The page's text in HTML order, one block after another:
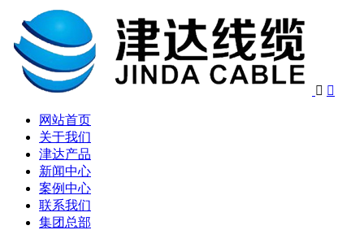
 
网站首页
关于我们
津达产品
新闻中心
案例中心
联系我们
集团总部